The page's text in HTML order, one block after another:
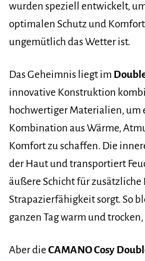
wurden speziell entwickelt,
optimalen Schutz und
ungemütlich das Wetter ist.
Das Geheimnis liegt im
innovative Konstruktion
hochwertiger Materialien, um
Kombination aus Wärme,
Komfort zu schaffen. Die
der Haut und transportiert
äußere Schicht für
Strapazierfähigkeit sorgt. So
ganzen Tag warm und
Aber die CAMANO Cosy